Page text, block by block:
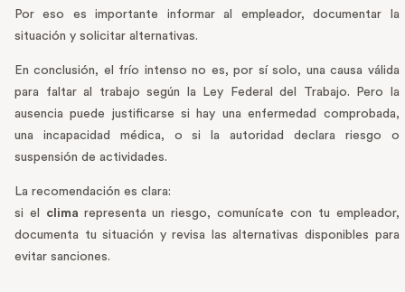
Por eso es importante informar al empleador, documentar la
situación y solicitar alternativas.
En conclusión, el frío intenso no es, por sí solo, una causa válida
para faltar al trabajo según la Ley Federal del Trabajo. Pero la
ausencia puede justificarse si hay una enfermedad comprobada,
una incapacidad médica, o si la autoridad declara riesgo o
suspensión de actividades.
La recomendación es clara:
si el clima representa un riesgo, comunícate con tu empleador,
documenta tu situación y revisa las alternativas disponibles para
evitar sanciones.